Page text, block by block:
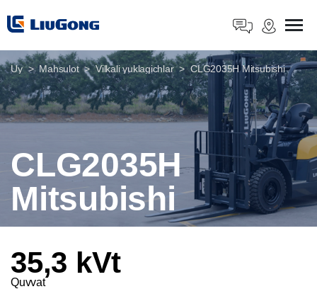
CLG2035H
Mitsubishi
35,3 kVt
Quvvat
Uy Mahsulot Vilkali yuklagichlar CLG2035H Mitsubishi